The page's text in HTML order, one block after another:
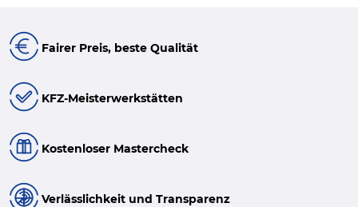
Fairer Preis, beste Qualität
KFZ-Meisterwerkstätten
Kostenloser Mastercheck
Verlässlichkeit und Transparenz